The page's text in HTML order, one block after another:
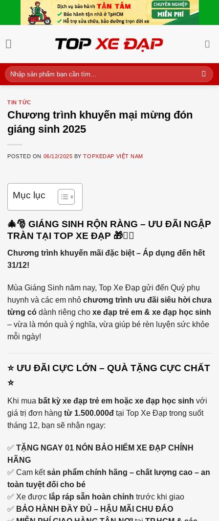
Tìm
kiếm:
TIN TỨC
Chương trình khuyến mại mừng đón
giáng sinh 2025
POSTED ON 06/12/2025 BYTOPXEDAP VIỆT NAM
Mục lục
🎄🎅 GIÁNG SINH RỘN RÀNG – ƯU ĐÃI NGẬP
TRÀN TẠI TOP XE ĐẠP 🎁🚴‍♂️
Chương trình khuyến mãi đặc biệt – Áp dụng đến hết
31/12!
Mùa Giáng Sinh năm nay, Top Xe Đạp gửi đến Quý phụ
huynh và các em nhỏ chương trình ưu đãi siêu hời chưa
từng có dành riêng cho xe đạp trẻ em & xe đạp học sinh
– vừa là món quà ý nghĩa, vừa giúp bé rèn luyện sức khỏe
mỗi ngày!
⭐ ƯU ĐÃI CỰC LỚN – QUÀ TẶNG CỰC CHẤT
⭐
Khi mua bất kỳ xe đạp trẻ em hoặc xe đạp học sinh với
giá trị đơn hàng từ 1.500.000đ tại Top Xe Đạp trong suốt
tháng 12, bạn sẽ nhận ngay:
✅ TẶNG NGAY 01 NÓN BẢO HIỂM XE ĐẠP CHÍNH
HÃNG
✅ Cam kếtsản phẩm chính hãng – chất lượng cao – an
toàn tuyệt đối cho bé
✅ Xe được lắp ráp sẵn hoàn chỉnh trước khi giao
✅ BẢO HÀNH ĐẦY ĐỦ – HẬU MÃI CHU ĐÁO